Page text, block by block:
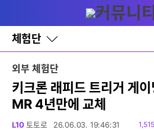
와
홈
체험단
바
로
가
기
레
이
어
창
토
외부 체험단
키크론 래피드 트리거 게
MR 4년만에 교체
L10 토토로 26.06.03. 19:46:31
읽
1,515